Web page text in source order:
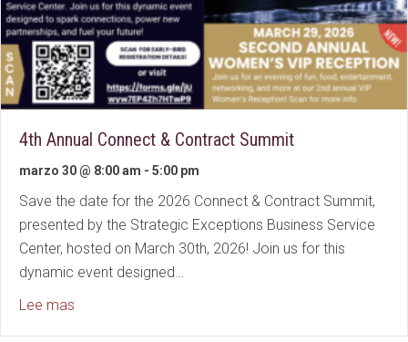
4th Annual Connect & Contract Summit
marzo 30 @ 8:00 am - 5:00 pm
Save the date for the 2026 Connect & Contract Summit,
presented by the Strategic Exceptions Business Service
Center, hosted on March 30th, 2026! Join us for this
dynamic event designed…
Lee mas